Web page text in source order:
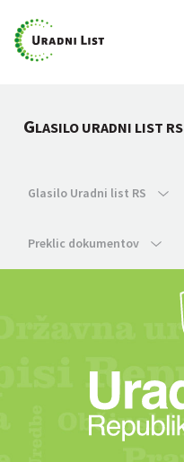
GLASILO URADNI LIST RS
Glasilo Uradni list RS
Preklic dokumentov